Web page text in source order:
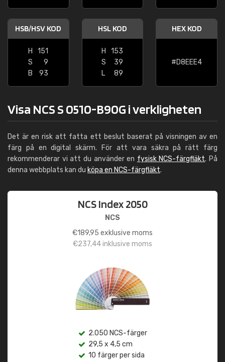
HSB/HSV KOD
H
151
S
9
B
93
HSL KOD
H
153
S
39
L
89
HEX KOD
#D8EEE4
Visa NCS S 0510-B90G i verkligheten
Det är en risk att fatta ett beslut baserat på visningen av en
färg på en digital skärm. För att vara säkra på rätt färg
rekommenderar vi att du använder en fysisk NCS-färgfläkt. På
denna webbplats kan du köpa en NCS-färgfläkt.
NCS Index 2050
NCS
€189,95 exklusive moms
€237,44inklusive moms
2.050 NCS-färger
29,5 x 4,5 cm
10 färger per sida